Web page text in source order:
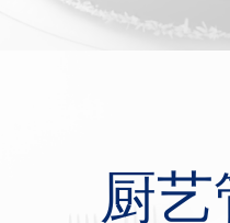
厨艺